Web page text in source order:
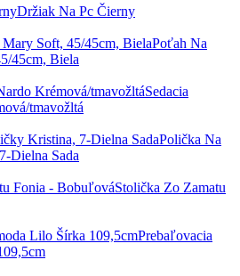
Držiak Na Pc Čierny
Poťah Na
45cm, Biela
Sedacia
tmavožltá
Polička Na
Dielna Sada
Stolička Zo Zamatu
Prebaľovacia